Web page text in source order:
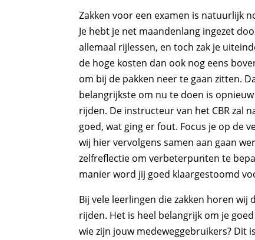
Zakken voor een examen is natuurlijk
Je hebt je net maandenlang ingezet
allemaal rijlessen, en toch zak je
de hoge kosten dan ook nog eens
om bij de pakken neer te gaan zitten.
belangrijkste om nu te doen is
rijden. De instructeur van het CBR zal
goed, wat ging er fout. Focus je op de
wij hier vervolgens samen aan gaan
zelfreflectie om verbeterpunten te
manier word jij goed klaargestoomd
Bij vele leerlingen die zakken horen
rijden. Het is heel belangrijk om je
wie zijn jouw medeweggebruikers? Dit